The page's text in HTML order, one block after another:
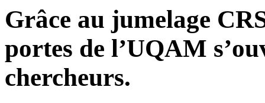
Grâce au jumelage
portes de l’UQAM
chercheurs.